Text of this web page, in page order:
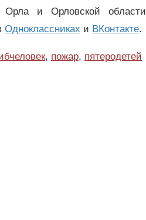
Орла и Орловской
Одноклассниках и ВКонтакте.
, пожар, пятеродетей